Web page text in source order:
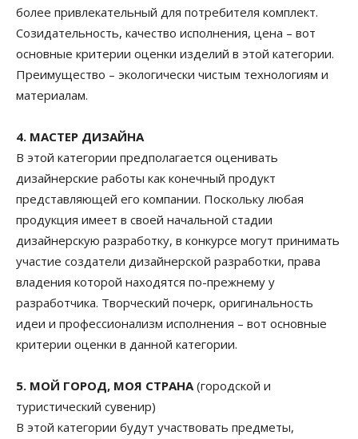
более привлекательный для потребителя комплект.
Созидательность, качество исполнения, цена – вот
основные критерии оценки изделий в этой категории.
Преимущество – экологически чистым технологиям и
материалам.
4. МАСТЕР ДИЗАЙНА
В этой категории предполагается оценивать
дизайнерские работы как конечный продукт
представляющей его компании. Поскольку любая
продукция имеет в своей начальной стадии
дизайнерскую разработку, в конкурсе могут принимать
участие создатели дизайнерской разработки, права
владения которой находятся по-прежнему у
разработчика. Творческий почерк, оригинальность
идеи и профессионализм исполнения – вот основные
критерии оценки в данной категории.
5. МОЙ ГОРОД, МОЯ СТРАНА(городской и
туристический сувенир)
В этой категории будут участвовать предметы,